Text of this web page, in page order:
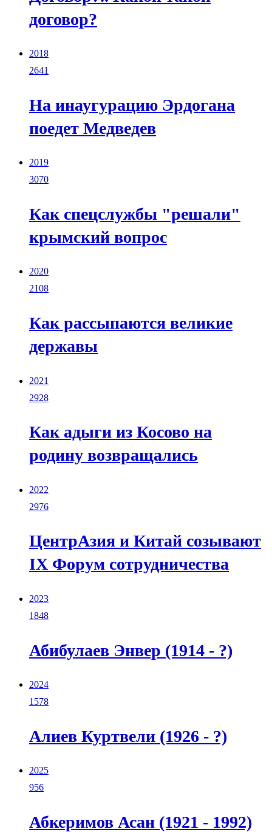
договор?
2018
2641
На инаугурацию Эрдогана
поедет Медведев
2019
3070
Как спецслужбы "решали"
крымский вопрос
2020
2108
Как рассыпаются великие
державы
2021
2928
Как адыги из Косово на
родину возвращались
2022
2976
ЦентрАзия и Китай созывают
IX Форум сотрудничества
2023
1848
Абибулаев Энвер (1914 - ?)
2024
1578
Алиев Куртвели (1926 - ?)
2025
956
Абкеримов Асан (1921 - 1992)